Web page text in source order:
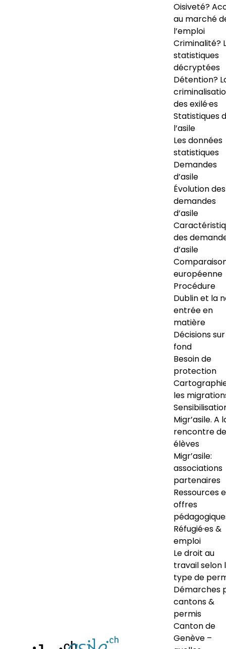
Oisiveté?
au marché
l’emploi
Criminalité?
statistiques
décryptées
Détention?
des exilé·es
Statistiques
l’asile
Les données
statistiques
Demandes
d’asile
Évolution des
demandes
d’asile
des
d’asile
européenne
Procédure
Dublin et la
entrée en
matière
Décisions
fond
Besoin de
protection
les
Migr’asile. A
rencontre
élèves
Migr’asile:
associations
partenaires
Ressources
offres
Réfugié·es &
emploi
Le droit au
travail selon
type de
Démarches
cantons &
permis
Canton de
Genève –